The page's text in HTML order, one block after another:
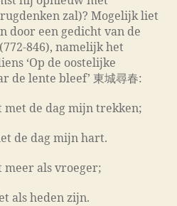
zal)? Mogelijk liet
door een gedicht van de
846), namelijk het
‘Op de oostelijke
de lente bleef’ 東城尋春:
de dag mijn trekken;
dag mijn hart.
als vroeger;
heden zijn.